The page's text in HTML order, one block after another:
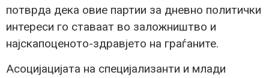
потврда дека овие партии за дневно политички
интереси го ставаат во заложништво и
најскапоценото-здравјето на граѓаните.
Асоцијацијата на специјализанти и млади